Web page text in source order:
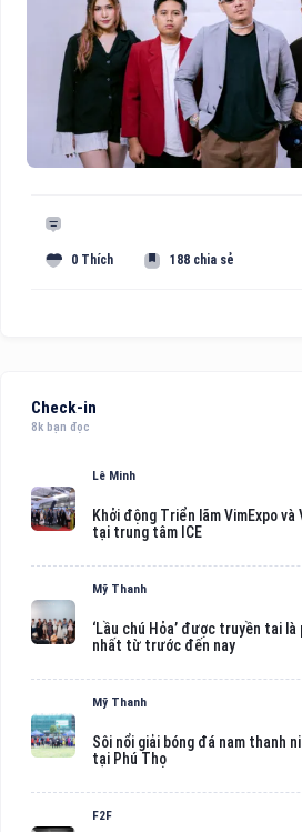
0 Thích 188 chia sẻ
Check-in
8k bạn đọc
Lê Minh
Khởi động Triển lãm VimExpo
tại trung tâm ICE
Mỹ Thanh
‘Lầu chú Hỏa’ được truyền tai
nhất từ trước đến nay
Mỹ Thanh
Sôi nổi giải bóng đá nam thanh
tại Phú Thọ
F2F